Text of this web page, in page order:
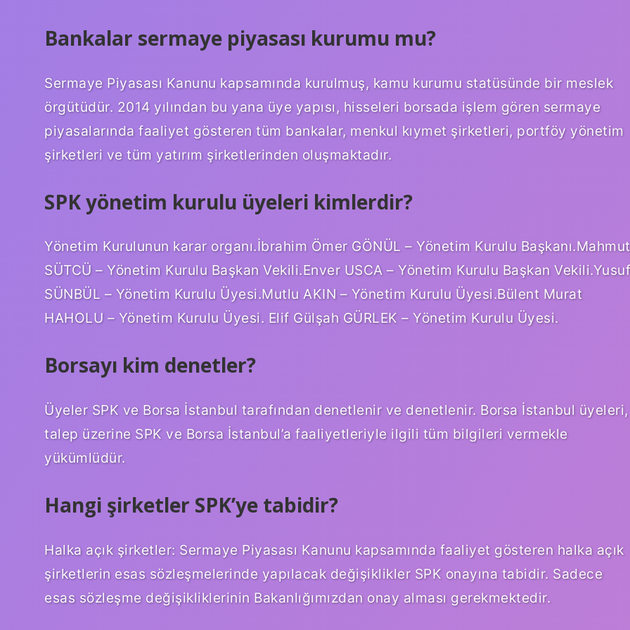
Bankalar sermaye piyasası kurumu mu?
Sermaye Piyasası Kanunu kapsamında kurulmuş, kamu kurumu statüsünde bir meslek
örgütüdür. 2014 yılından bu yana üye yapısı, hisseleri borsada işlem gören sermaye
piyasalarında faaliyet gösteren tüm bankalar, menkul kıymet şirketleri, portföy yönetim
şirketleri ve tüm yatırım şirketlerinden oluşmaktadır.
SPK yönetim kurulu üyeleri kimlerdir?
Yönetim Kurulunun karar organı.İbrahim Ömer GÖNÜL – Yönetim Kurulu Başkanı.Mahmut
SÜTCÜ – Yönetim Kurulu Başkan Vekili.Enver USCA – Yönetim Kurulu Başkan Vekili.Yusuf
SÜNBÜL – Yönetim Kurulu Üyesi.Mutlu AKIN – Yönetim Kurulu Üyesi.Bülent Murat
HAHOLU – Yönetim Kurulu Üyesi. Elif Gülşah GÜRLEK – Yönetim Kurulu Üyesi.
Borsayı kim denetler?
Üyeler SPK ve Borsa İstanbul tarafından denetlenir ve denetlenir. Borsa İstanbul üyeleri,
talep üzerine SPK ve Borsa İstanbul’a faaliyetleriyle ilgili tüm bilgileri vermekle
yükümlüdür.
Hangi şirketler SPK’ye tabidir?
Halka açık şirketler: Sermaye Piyasası Kanunu kapsamında faaliyet gösteren halka açık
şirketlerin esas sözleşmelerinde yapılacak değişiklikler SPK onayına tabidir. Sadece
esas sözleşme değişikliklerinin Bakanlığımızdan onay alması gerekmektedir.